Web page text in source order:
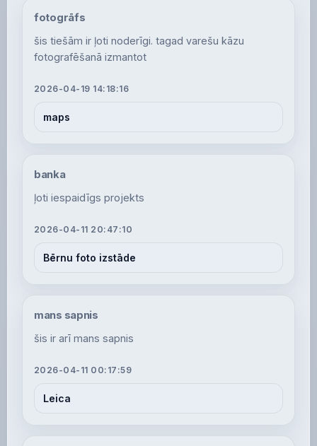
fotogrāfs
šis tiešām ir ļoti noderīgi. tagad varešu kāzu
fotografēšanā izmantot
2026-04-19 14:18:16
maps
banka
ļoti iespaidīgs projekts
2026-04-11 20:47:10
Bērnu foto izstāde
mans sapnis
šis ir arī mans sapnis
2026-04-11 00:17:59
Leica